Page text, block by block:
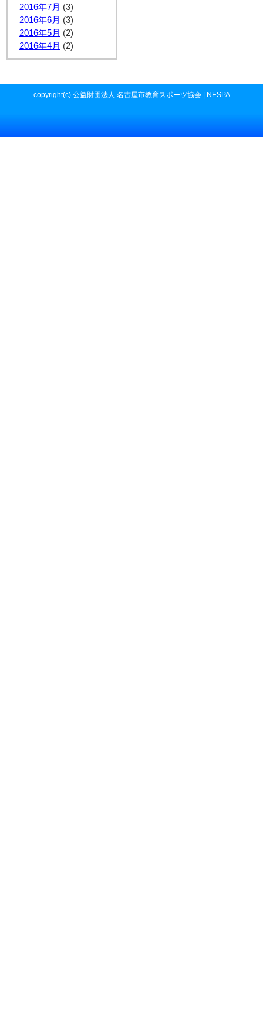
2016年7月 (3)
2016年6月 (3)
2016年5月 (2)
2016年4月 (2)
copyright(c) 公益財団法人 名古屋市教育スポーツ協会 | NESPA